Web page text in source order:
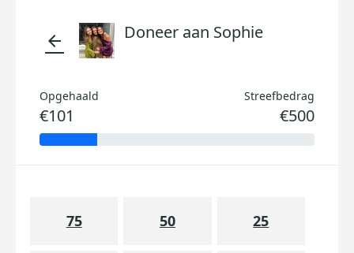
arrow_back Doneer aan Sophie
Opgehaald
€101
Streefbedrag
€500
75 50 25